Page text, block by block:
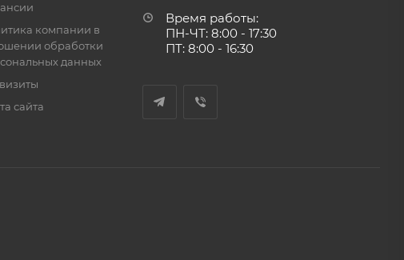
компании в
обработки
данных
сайта
Время работы:
ПН-ЧТ: 8:00 - 17:30
ПТ: 8:00 - 16:30